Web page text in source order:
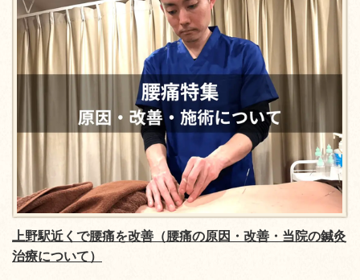
上野駅近くで腰痛を改善 （腰痛の原因・改善・当院の鍼灸
治療について）